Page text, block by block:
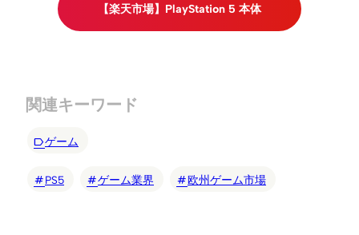
【楽天市場】PlayStation 5 本体
関連キーワード
ゲーム
PS5 ゲーム業界 欧州ゲーム市場